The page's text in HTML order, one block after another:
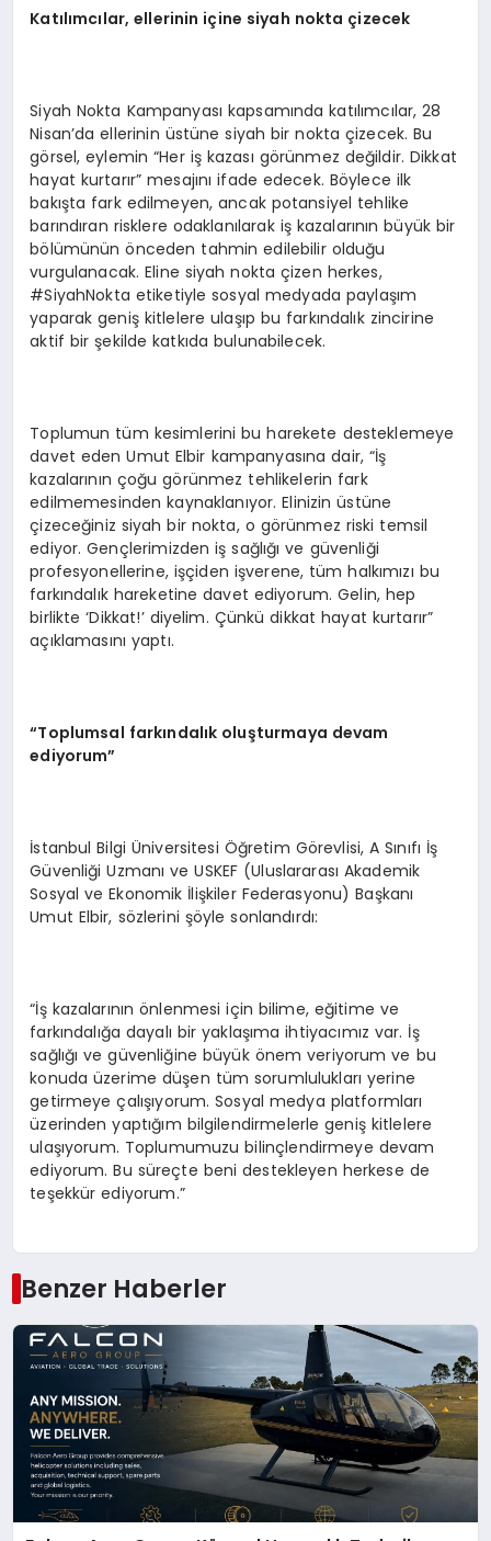
Katılımcılar, ellerinin içine siyah nokta çizecek
Siyah Nokta Kampanyası kapsamında katılımcılar, 28
Nisan’da ellerinin üstüne siyah bir nokta çizecek. Bu
görsel, eylemin “Her iş kazası görünmez değildir. Dikkat
hayat kurtarır” mesajını ifade edecek. Böylece ilk
bakışta fark edilmeyen, ancak potansiyel tehlike
barındıran risklere odaklanılarak iş kazalarının büyük bir
bölümünün önceden tahmin edilebilir olduğu
vurgulanacak. Eline siyah nokta çizen herkes,
#SiyahNokta etiketiyle sosyal medyada paylaşım
yaparak geniş kitlelere ulaşıp bu farkındalık zincirine
aktif bir şekilde katkıda bulunabilecek.
Toplumun tüm kesimlerini bu harekete desteklemeye
davet eden Umut Elbir kampanyasına dair, “İş
kazalarının çoğu görünmez tehlikelerin fark
edilmemesinden kaynaklanıyor. Elinizin üstüne
çizeceğiniz siyah bir nokta, o görünmez riski temsil
ediyor. Gençlerimizden iş sağlığı ve güvenliği
profesyonellerine, işçiden işverene, tüm halkımızı bu
farkındalık hareketine davet ediyorum. Gelin, hep
birlikte ‘Dikkat!’ diyelim. Çünkü dikkat hayat kurtarır”
açıklamasını yaptı.
“Toplumsal farkındalık oluşturmaya devam
ediyorum”
İstanbul Bilgi Üniversitesi Öğretim Görevlisi, A Sınıfı İş
Güvenliği Uzmanı ve USKEF (Uluslararası Akademik
Sosyal ve Ekonomik İlişkiler Federasyonu) Başkanı
Umut Elbir, sözlerini şöyle sonlandırdı:
“İş kazalarının önlenmesi için bilime, eğitime ve
farkındalığa dayalı bir yaklaşıma ihtiyacımız var. İş
sağlığı ve güvenliğine büyük önem veriyorum ve bu
konuda üzerime düşen tüm sorumlulukları yerine
getirmeye çalışıyorum. Sosyal medya platformları
üzerinden yaptığım bilgilendirmelerle geniş kitlelere
ulaşıyorum. Toplumumuzu bilinçlendirmeye devam
ediyorum. Bu süreçte beni destekleyen herkese de
teşekkür ediyorum.”
Benzer Haberler